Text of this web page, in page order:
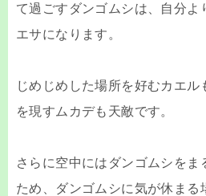
て過ごすダンゴムシは、自分よ
エサになります。
じめじめした場所を好むカエル
を現すムカデも天敵です。
さらに空中にはダンゴムシをま
ため、ダンゴムシに気が休まる